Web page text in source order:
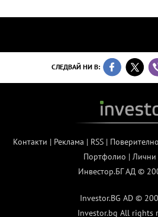
СЛЕДВАЙ НИ В:
Контакти | Реклама | RSS|
Портфолио | Лични
Инвестор.БГ АД ©
Investor.BG AD ©
Investor.bg All rights